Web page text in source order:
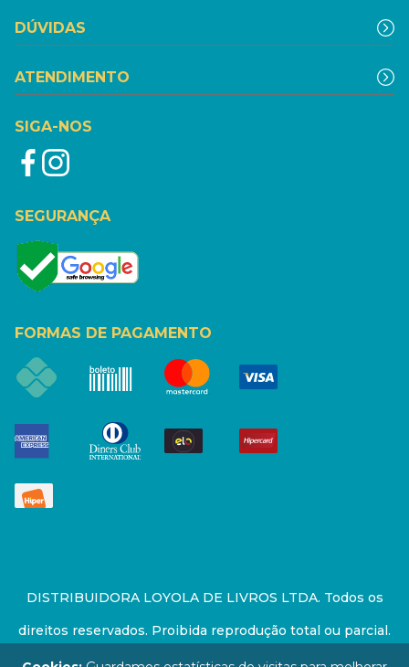
DÚVIDAS
ATENDIMENTO
SIGA-NOS
SEGURANÇA
FORMAS DE PAGAMENTO
DISTRIBUIDORA LOYOLA DE LIVROS LTDA. Todos os
direitos reservados. Proibida reprodução total ou parcial.
Preços e estoque sujeito a alterações sem aviso prévio.